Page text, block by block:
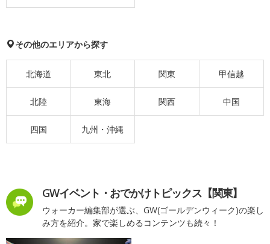
その他のエリアから探す
北海道 東北 関東 甲信越
北陸 東海 関西 中国
四国 九州・沖縄
GWイベント・おでかけトピックス【関東】
ウォーカー編集部が選ぶ、GW(ゴールデンウィーク)の楽し
み方を紹介。家で楽しめるコンテンツも続々！